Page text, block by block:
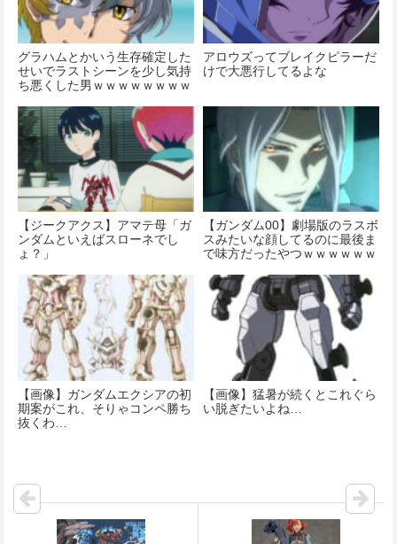
グラハムとかいう生存確定した
せいでラストシーンを少し気持
ち悪くした男ｗｗｗｗｗｗｗｗ
アロウズってブレイクピラーだ
けで大悪行してるよな
【ジークアクス】アマテ母「ガ
ンダムといえばスローネでし
ょ？」
【ガンダム00】劇場版のラスボ
スみたいな顔してるのに最後ま
で味方だったやつｗｗｗｗｗｗ
【画像】ガンダムエクシアの初
期案がこれ、そりゃコンペ勝ち
抜くわ…
【画像】猛暑が続くとこれぐら
い脱ぎたいよね…